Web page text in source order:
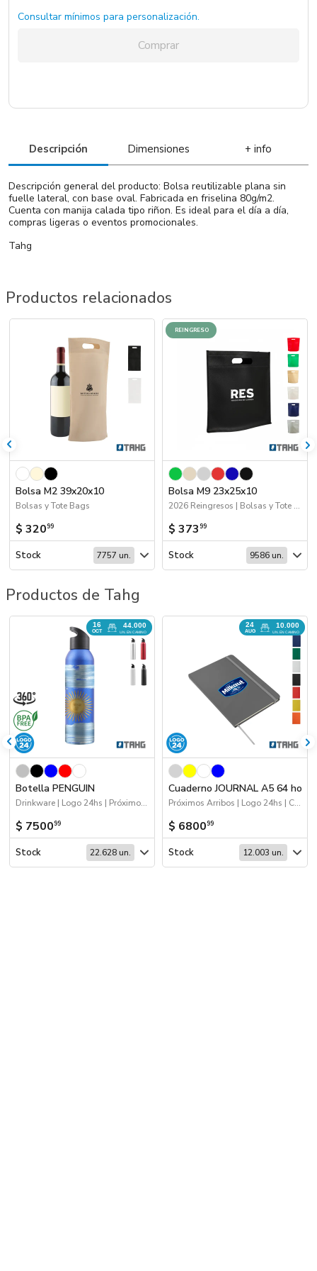
Rojo / Rojo / Friselina
Azúl Marino / Azul Marino / Friselina
Consultar mínimos para personalización.
Comprar
Descripción Dimensiones + info
Descripción general del producto: Bolsa reutilizable plana sin
fuelle lateral, con base oval. Fabricada en friselina 80g/m2.
Cuenta con manija calada tipo riñon. Es ideal para el día a día,
compras ligeras o eventos promocionales.
Tahg
Productos relacionados
Bolsa M2 39x20x10
Bolsas y Tote Bags
$ 32099
Stock 7757 un.
REINGRESO
Bolsa M9 23x25x10
2026 Reingresos | Bolsas y Tote Bags
$ 373 99
Stock 9586 un.
Productos de Tahg
16
OCT
44.000
UN. EN CAMINO
Botella PENGUIN
Drinkware | Logo 24hs | Próximos Arribos
$ 750099
Stock 22.628 un.
24
AUG
10.000
UN. EN CAMINO
Cuaderno JOURNAL A5 64 hojas
Próximos Arribos | Logo 24hs | Cuadernos
$ 680099
Stock 12.003 un.